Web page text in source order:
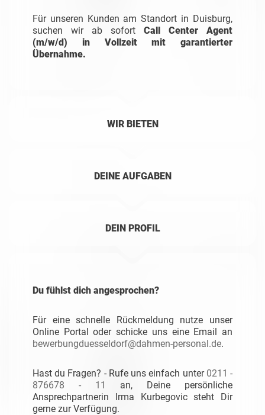
Für unseren Kunden am Standort in Duisburg,
suchen wir ab sofort Call Center Agent
(m/w/d) in Vollzeit mit garantierter
Übernahme.
WIR BIETEN
DEINE AUFGABEN
DEIN PROFIL
Du fühlst dich angesprochen?
Für eine schnelle Rückmeldung nutze unser
Online Portal oder schicke uns eine Email an
bewerbungduesseldorf@dahmen-personal.de.
Hast du Fragen? - Rufe uns einfach unter 0211 -
876678 - 11
an, Deine persönliche
Ansprechpartnerin Irma Kurbegovic steht Dir
gerne zur Verfügung.